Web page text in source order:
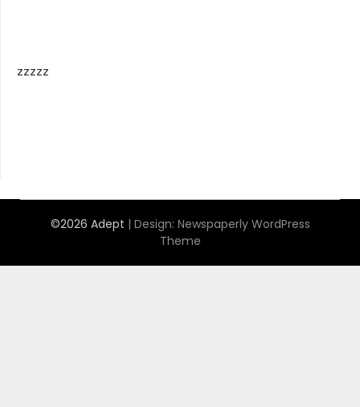
zzzzz
©2026 Adept | Design: Newspaperly WordPress
Theme